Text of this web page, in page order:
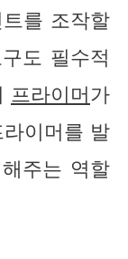
를 조작할
도 필수적
프라이머가
이머를 발
주는 역할